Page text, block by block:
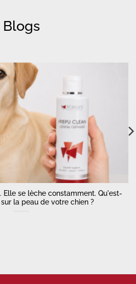
Blogs
Elle se lèche constamment. Qu'est-
la peau de votre chien ?